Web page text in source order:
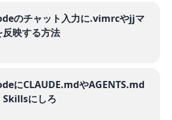
のチャット入力に.vimrcやjjマ
反映する方法
にCLAUDE.mdやAGENTS.md
Skillsにしろ